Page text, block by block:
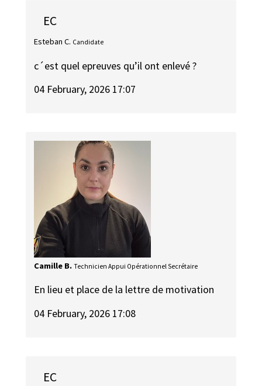
EC
Esteban C. Candidate
c´est quel epreuves qu’il ont enlevé ?
04 February, 2026 17:07
Camille B. Technicien Appui Opérationnel Secrétaire
En lieu et place de la lettre de motivation
04 February, 2026 17:08
EC